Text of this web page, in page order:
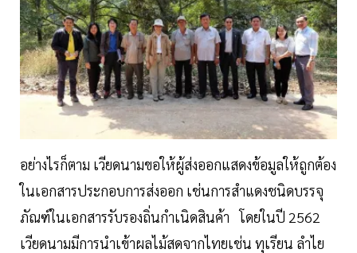
อย่างไรก็ตาม เวียดนามขอให้ผู้ส่งออกแสดงข้อมูลให้ถูกต้อง
ในเอกสารประกอบการส่งออก เช่นการสำแดงชนิดบรรจุ
ภัณฑ์ในเอกสารรับรองถิ่นกำเนิดสินค้า โดยในปี 2562
เวียดนามมีการนำเข้าผลไม้สดจากไทยเช่น ทุเรียน ลำไย